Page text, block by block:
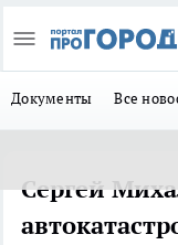
Документы Все
Сергей